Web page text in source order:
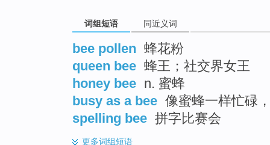
词组短语 同近义词
bee pollen 蜂花粉
queen bee 蜂王；社交界女王
honey bee n. 蜜蜂
busy as a bee 像蜜蜂一样忙碌
spelling bee 拼字比赛会
更多词组短语